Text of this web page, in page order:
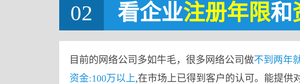
02 看企业注册年限和
目前的网络公司多如牛毛，很多网络公司做不到两年
资金:100万以上,在市场上已得到客户的认可。能提供